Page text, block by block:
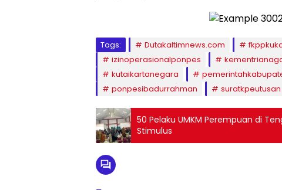
Tags: Dutakaltimnews.com
izinoperasionalponpes
kutaikartanegara
ponpesibadurrahman
suratkpeutusan
50 Pelaku UMKM Perempuan di
Stimulus